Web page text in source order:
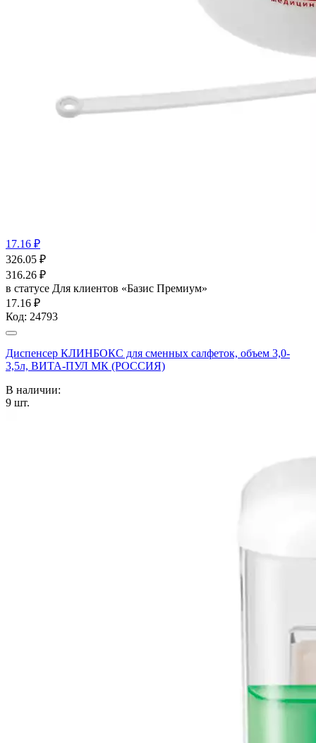
17.16 ₽
326.05 ₽
316.26 ₽
в статусе Для клиентов «Базис Премиум»
17.16 ₽
Код: 24793
Диспенсер КЛИНБОКС для сменных салфеток, объем 3,0-
3,5л, ВИТА-ПУЛ МК (РОССИЯ)
В наличии:
9 шт.